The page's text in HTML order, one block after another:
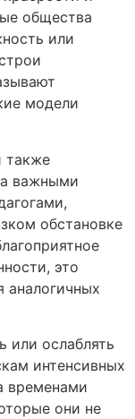
общества
или
модели
также
важными
обстановке
это
аналогичных
или ослаблять
интенсивных
временами
они не